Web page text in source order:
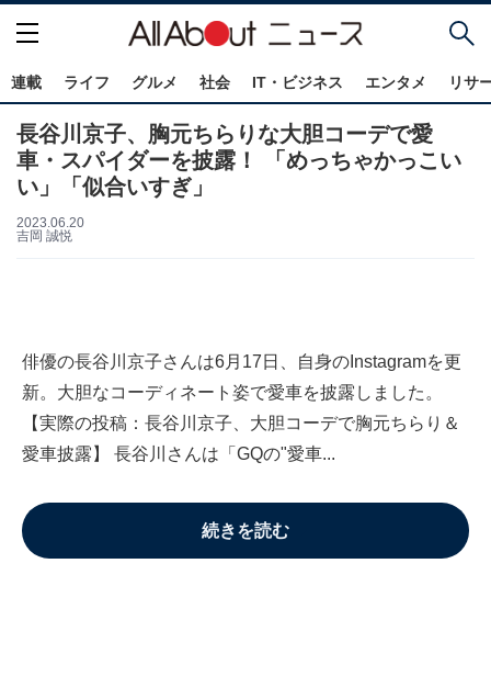
連載 ライフ グルメ 社会 IT・ビジネス エンタメ リサ
長谷川京子、胸元ちらりな大胆コーデで愛
車・スパイダーを披露！ 「めっちゃかっこい
い」「似合いすぎ」
2023.06.20
吉岡 誠悦
俳優の長谷川京子さんは6月17日、自身のInstagramを更
新。大胆なコーディネート姿で愛車を披露しました。
【実際の投稿：長谷川京子、大胆コーデで胸元ちらり＆
愛車披露】 長谷川さんは「GQの"愛車...
続きを読む